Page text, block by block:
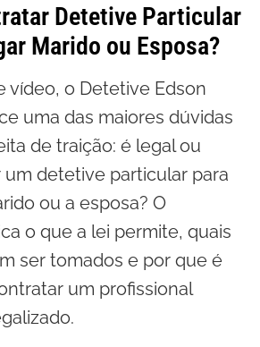
Detetive Particular
Marido ou Esposa?
vídeo, o Detetive Edson
uma das maiores dúvidas
de traição: é legal ou
detetive particular para
ou a esposa? O
o que a lei permite, quais
ser tomados e por que é
um profissional